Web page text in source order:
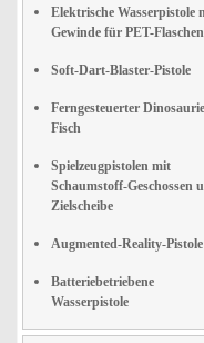
Elektrische Wasserpistole
Gewinde für PET-Flaschen
Soft-Dart-Blaster-Pistole
Ferngesteuerter
Fisch
Spielzeugpistolen mit
Schaumstoff-Geschossen
Zielscheibe
Augmented-Reality-Pistole
Batteriebetriebene
Wasserpistole